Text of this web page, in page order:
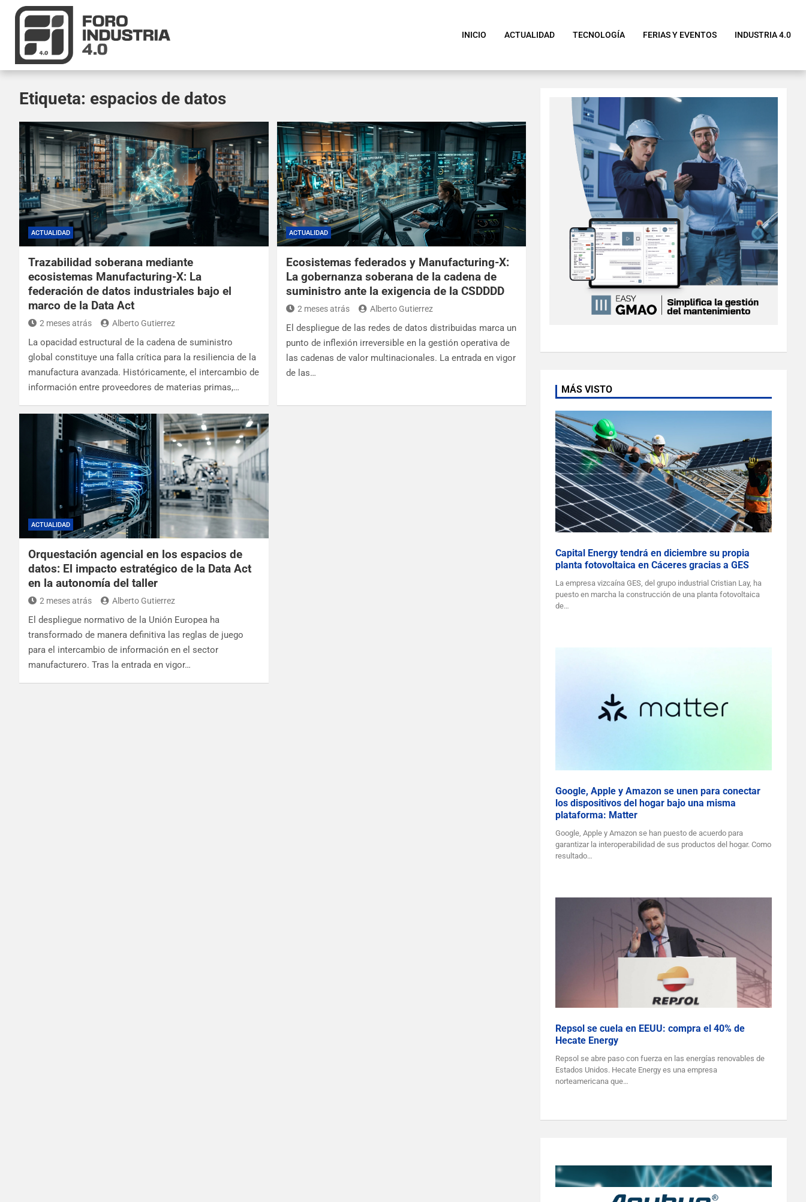
INICIO ACTUALIDAD TECNOLOGÍA FERIAS Y EVENTOS INDUSTRIA 4.0
Etiqueta: espacios de datos
ACTUALIDAD
Trazabilidad soberana mediante
ecosistemas Manufacturing-X: La
federación de datos industriales bajo el
marco de la Data Act
2 meses atrás Alberto Gutierrez
La opacidad estructural de la cadena de suministro
global constituye una falla crítica para la resiliencia de la
manufactura avanzada. Históricamente, el intercambio de
información entre proveedores de materias primas,…
ACTUALIDAD
Ecosistemas federados y Manufacturing-X:
La gobernanza soberana de la cadena de
suministro ante la exigencia de la CSDDDD
2 meses atrás Alberto Gutierrez
El despliegue de las redes de datos distribuidas marca un
punto de inflexión irreversible en la gestión operativa de
las cadenas de valor multinacionales. La entrada en vigor
de las…
ACTUALIDAD
Orquestación agencial en los espacios de
datos: El impacto estratégico de la Data Act
en la autonomía del taller
2 meses atrás Alberto Gutierrez
El despliegue normativo de la Unión Europea ha
transformado de manera definitiva las reglas de juego
para el intercambio de información en el sector
manufacturero. Tras la entrada en vigor…
MÁS VISTO
Capital Energy tendrá en diciembre su propia
planta fotovoltaica en Cáceres gracias a GES
La empresa vizcaína GES, del grupo industrial Cristian Lay, ha
puesto en marcha la construcción de una planta fotovoltaica
de…
Google, Apple y Amazon se unen para conectar
los dispositivos del hogar bajo una misma
plataforma: Matter
Google, Apple y Amazon se han puesto de acuerdo para
garantizar la interoperabilidad de sus productos del hogar. Como
resultado…
Repsol se cuela en EEUU: compra el 40% de
Hecate Energy
Repsol se abre paso con fuerza en las energías renovables de
Estados Unidos. Hecate Energy es una empresa
norteamericana que…